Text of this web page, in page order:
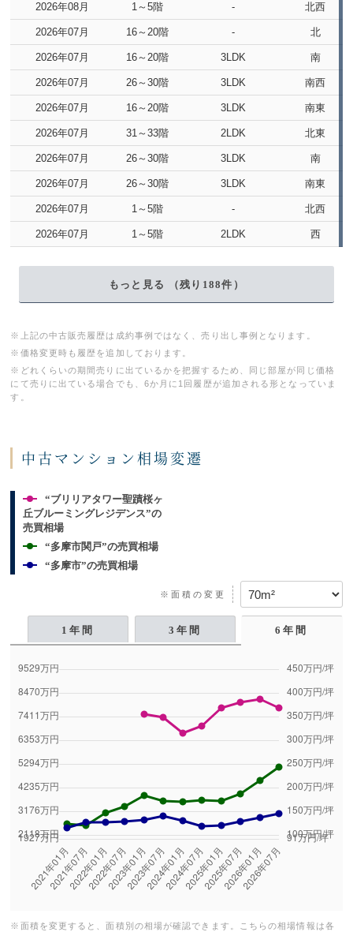
2026年08月 1～5階 - 北西
2026年07月 16～20階 - 北
2026年07月 16～20階 3LDK 南
2026年07月 26～30階 3LDK 南西
2026年07月 16～20階 3LDK 南東
2026年07月 31～33階 2LDK 北東
2026年07月 26～30階 3LDK 南
2026年07月 26～30階 3LDK 南東
2026年07月 1～5階 - 北西
2026年07月 1～5階 2LDK 西
もっと見る （残り 188件）
※上記の中古販売履歴は成約事例ではなく、売り出し事例となります。
※価格変更時も履歴を追加しております。
※どれくらいの期間売りに出ているかを把握するため、同じ部屋が同じ価格
にて売りに出ている場合でも、6か月に1回履歴が追加される形となっていま
す。
中古マンション相場変遷
“ブリリアタワー聖蹟桜ヶ
丘ブルーミングレジデンス”の
売買相場
“多摩市関戸”の売買相場
“多摩市”の売買相場
※面積の変更
1年間 3年間 6年間
※面積を変更すると、面積別の相場が確認できます。こちらの相場情報は各